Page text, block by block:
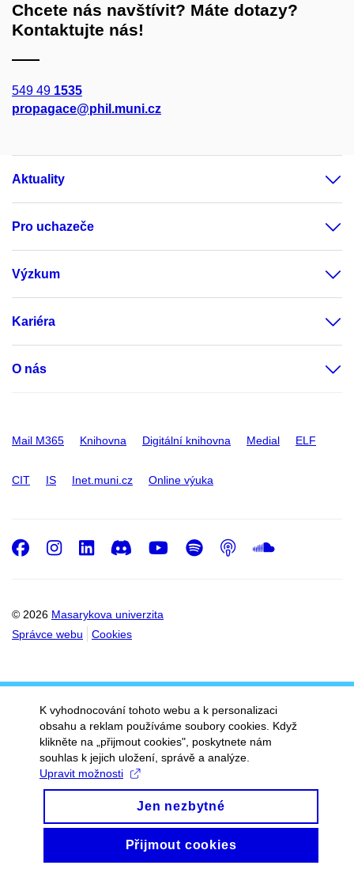
Chcete nás navštívit? Máte dotazy?
Kontaktujte nás!
549 49 1535
propagace@phil.muni.cz
Aktuality
Pro uchazeče
Výzkum
Kariéra
O nás
Mail M365 Knihovna Digitální knihovna Medial ELF
CIT IS Inet.muni.cz Online výuka
© 2026 Masarykova univerzita
Správce webu
Cookies
Facebook
Instagram
LinkedIn
DiscordYoutube
Spotify
Podcast
K vyhodnocování tohoto webu a k personalizaci
obsahu a reklam používáme soubory cookies. Když
klikněte na „přijmout cookies", poskytnete nám
souhlas k jejich uložení, správě a analýze.
Upravit možnosti
Jen nezbytné
Přijmout cookies